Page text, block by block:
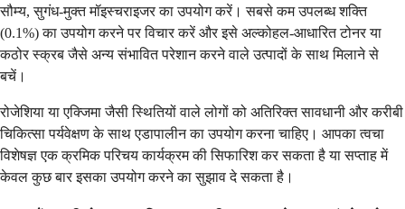
सौम्य, सुगंध-मुक्त मॉइस्चराइजर का उपयोग करें। सबसे कम उपलब्ध शक्ति
(0.1%) का उपयोग करने पर विचार करें और इसे अल्कोहल-आधारित टोनर या
कठोर स्क्रब जैसे अन्य संभावित परेशान करने वाले उत्पादों के साथ मिलाने से
बचें।
रोजेशिया या एक्जिमा जैसी स्थितियों वाले लोगों को अतिरिक्त सावधानी और करीबी
चिकित्सा पर्यवेक्षण के साथ एडापालीन का उपयोग करना चाहिए। आपका त्वचा
विशेषज्ञ एक क्रमिक परिचय कार्यक्रम की सिफारिश कर सकता है या सप्ताह में
केवल कुछ बार इसका उपयोग करने का सुझाव दे सकता है।